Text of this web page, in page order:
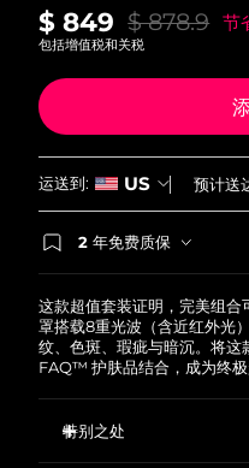
$ 849 $ 878.9 节
包括增值税和关税
运送到: US 预计送
2 年免费质保
这款超值套装证明，完美组
罩搭载8重光波（含近红外光
纹、色斑、瑕疵与暗沉。将
FAQ™ 护肤品结合，成为终极
特别之处